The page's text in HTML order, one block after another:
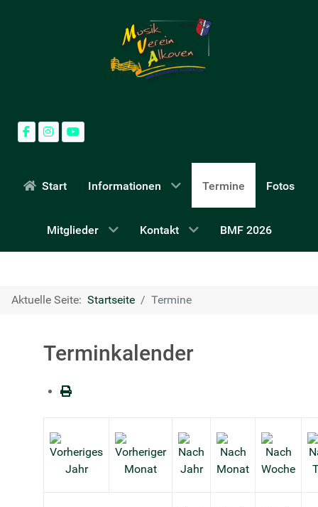
Start Informationen Termine Fotos
Mitglieder Kontakt BMF 2026
Aktuelle Seite: Startseite Termine
Terminkalender